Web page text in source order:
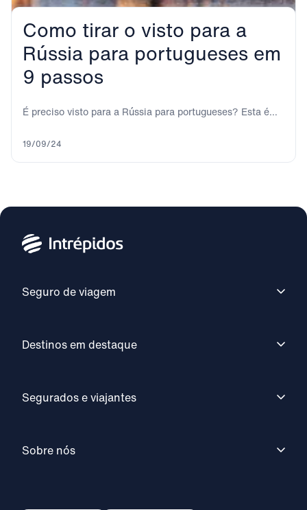
Como tirar o visto para a
Rússia para portugueses em
9 passos
É preciso visto para a Rússia para portugueses? Esta é
19/09/24
Seguro de viagem
Destinos em destaque
Segurados e viajantes
Sobre nós